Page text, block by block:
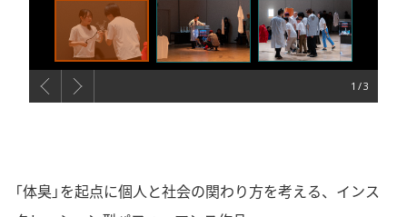
1
「体臭」を起点に個人と社会の関わり方を考える、インス